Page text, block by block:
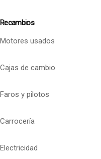
Recambios
Motores usados
Cajas de cambio
Faros y pilotos
Carrocería
Electricidad